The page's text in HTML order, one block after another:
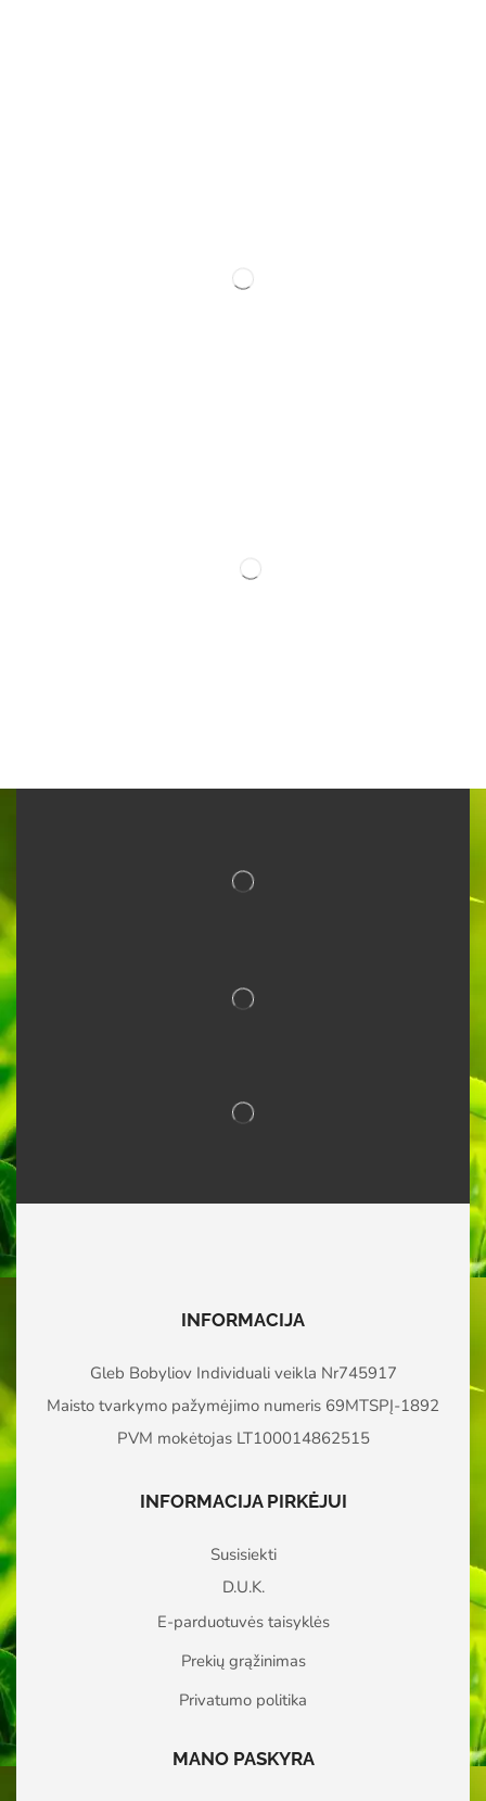
INFORMACIJA
Gleb Bobyliov Individuali veikla Nr745917
Maisto tvarkymo pažymėjimo numeris 69MTSPĮ-1892
PVM mokėtojas LT100014862515
INFORMACIJA PIRKĖJUI
Susisiekti
D.U.K.
E-parduotuvės taisyklės
Prekių grąžinimas
Privatumo politika
MANO PASKYRA